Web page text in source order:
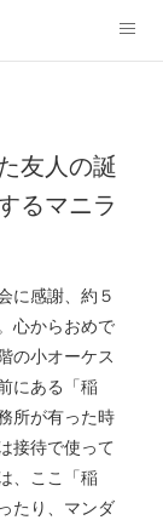
高齢化社会学
友人の誕
るマニラ
に感謝、約５
心からおめで
の小オーケス
にある「稲
所が有った時
接待で使って
、ここ「稲
たり、マンダ